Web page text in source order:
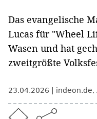
Das evangelische
Lucas für "Wheel
Wasen und hat
zweitgrößte
23.04.2026 indeon.de,